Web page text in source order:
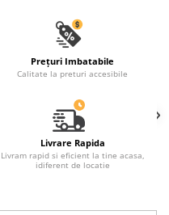
Prețuri Imbatabile
Calitate la preturi accesibile
Livrare Rapida
Livram rapid si eficient la tine acasa,
idiferent de locatie